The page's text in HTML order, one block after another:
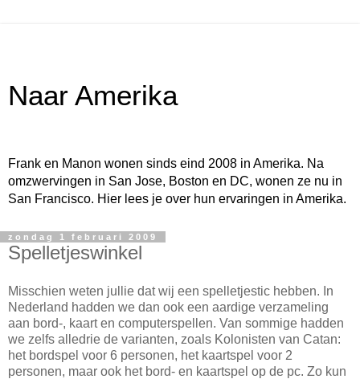
Naar Amerika
Frank en Manon wonen sinds eind 2008 in Amerika. Na
omzwervingen in San Jose, Boston en DC, wonen ze nu in
San Francisco. Hier lees je over hun ervaringen in Amerika.
zondag 1 februari 2009
Spelletjeswinkel
Misschien weten jullie dat wij een spelletjestic hebben. In
Nederland hadden we dan ook een aardige verzameling
aan bord-, kaart en computerspellen. Van sommige hadden
we zelfs alledrie de varianten, zoals Kolonisten van Catan:
het bordspel voor 6 personen, het kaartspel voor 2
personen, maar ook het bord- en kaartspel op de pc. Zo kun